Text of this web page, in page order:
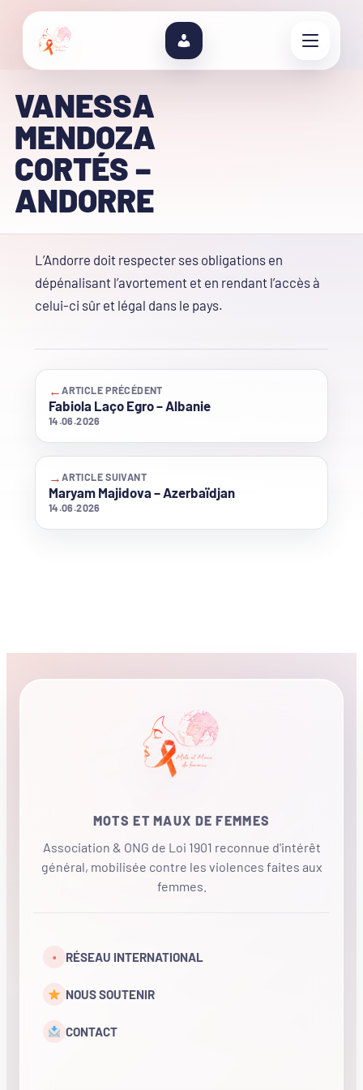
VANESSA
MENDOZA
CORTÉS –
ANDORRE
L’Andorre doit respecter ses obligations en
dépénalisant l’avortement et en rendant l’accès à
celui-ci sûr et légal dans le pays.
←ARTICLE PRÉCÉDENT
Fabiola Laço Egro – Albanie
14.06.2026
→ARTICLE SUIVANT
Maryam Majidova – Azerbaïdjan
14.06.2026
MOTS ET MAUX DE FEMMES
Association & ONG de Loi 1901 reconnue d'intérêt
général, mobilisée contre les violences faites aux
femmes.
• RÉSEAU INTERNATIONAL
NOUS SOUTENIR
CONTACT